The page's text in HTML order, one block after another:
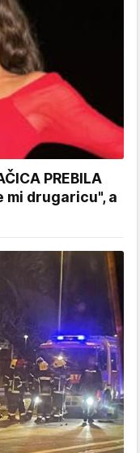
PREBILA
mi drugaricu", a